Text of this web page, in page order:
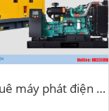
Cho thuê máy phát điện 250kva